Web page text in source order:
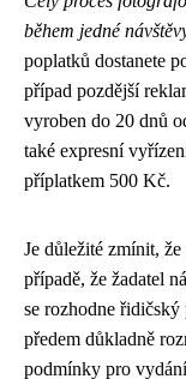
během jedné
poplatků dostanete
případ pozdější
vyroben do 20 dnů
také expresní
příplatkem 500 Kč.
Je důležité zmínit,
případě, že žadatel
se rozhodne
předem důkladně
podmínky pro